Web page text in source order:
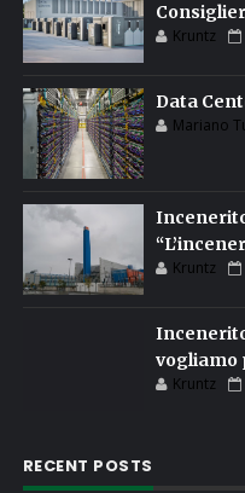
Kruntz
Data
Mariano
Kruntz
vogliamo
Kruntz
RECENT POSTS